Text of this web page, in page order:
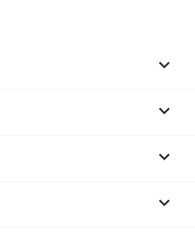



keyboard_arrow_down